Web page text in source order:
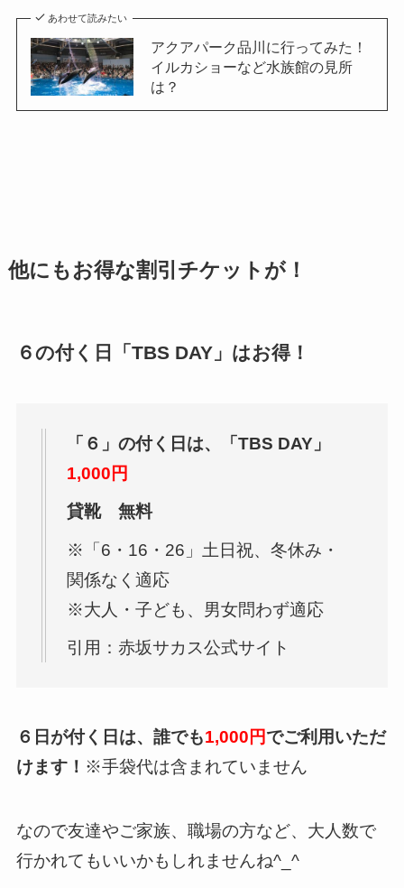
あわせて読みたい
アクアパーク品川に行ってみた！
イルカショーなど水族館の見所
は？
他にもお得な割引チケットが！
６の付く日「TBS DAY」はお得！
「６」の付く日は、「TBS DAY」
1,000円
貸靴 無料
※「6・16・26」土日祝、冬休み・
関係なく適応
※大人・子ども、男女問わず適応
引用：赤坂サカス公式サイト
６日が付く日は、誰でも1,000円でご利用いただ
けます！ ※手袋代は含まれていません
なので友達やご家族、職場の方など、大人数で
行かれてもいいかもしれませんね^_^